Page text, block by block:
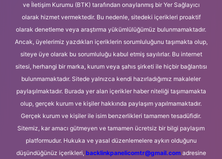
ve İletişim Kurumu (BTK) tarafından onaylanmış bir Yer Sağlayıcı
olarak hizmet vermektedir. Bu nedenle, sitedeki içerikleri proaktif
olarak denetleme veya araştırma yükümlülüğümüz bulunmamaktadır.
Ancak, üyelerimiz yazdıkları içeriklerin sorumluluğunu taşımakta olup,
siteye üye olarak bu sorumluluğu kabul etmiş sayılırlar. Bu internet
sitesi, herhangi bir marka, kurum veya şahıs şirketi ile hiçbir bağlantısı
bulunmamaktadır. Sitede yalnızca kendi hazırladığımız makaleler
paylaşılmaktadır. Burada yer alan içerikler haber niteliği taşımamakta
olup, gerçek kurum ve kişiler hakkında paylaşım yapılmamaktadır.
Gerçek kurum ve kişiler ile isim benzerlikleri tamamen tesadüfidir.
Sitemiz, kar amacı gütmeyen ve tamamen ücretsiz bir bilgi paylaşım
platformudur. Hukuka ve yasal düzenlemelere aykırı olduğunu
düşündüğünüz içerikleri, backlinkpanelicomtr@gmail.comadresine